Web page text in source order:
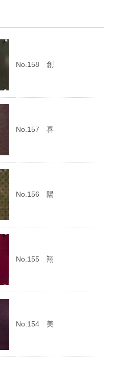
No.158 創
No.157 喜
No.156 陽
No.155 翔
No.154 美